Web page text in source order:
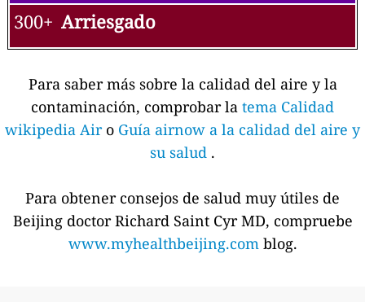
300+ Arriesgado
Para saber más sobre la calidad del aire y la
contaminación, comprobar la tema Calidad
wikipedia Air o Guía airnow a la calidad del aire y
su salud .
Para obtener consejos de salud muy útiles de
Beijing doctor Richard Saint Cyr MD, compruebe
www.myhealthbeijing.com blog.